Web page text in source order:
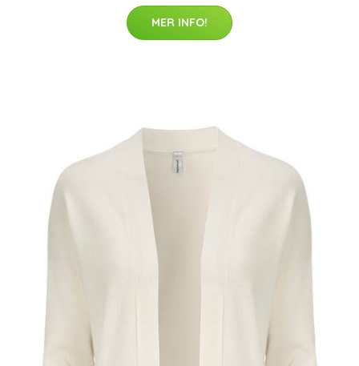
MER INFO!